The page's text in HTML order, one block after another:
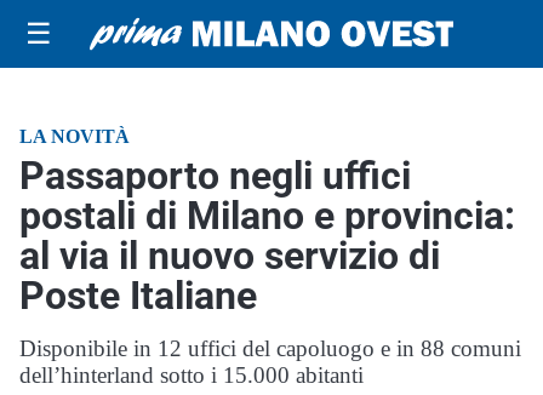
☰
LA NOVITÀ
Passaporto negli uffici
postali di Milano e provincia:
al via il nuovo servizio di
Poste Italiane
Disponibile in 12 uffici del capoluogo e in 88 comuni
dell’hinterland sotto i 15.000 abitanti